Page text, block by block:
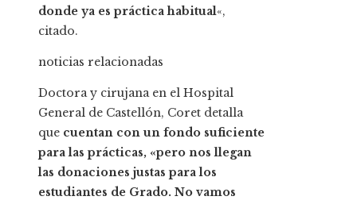
donde ya es práctica habitual«,
citado.
noticias relacionadas
Doctora y cirujana en el Hospital
General de Castellón, Coret detalla
que cuentan con un fondo suficiente
para las prácticas, «pero nos llegan
las donaciones justas para los
estudiantes de Grado. No vamos